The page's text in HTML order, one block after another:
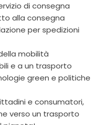
di consegna
alla consegna
per spedizioni
mobilità
e a un trasporto
green e politiche
e consumatori,
verso un trasporto